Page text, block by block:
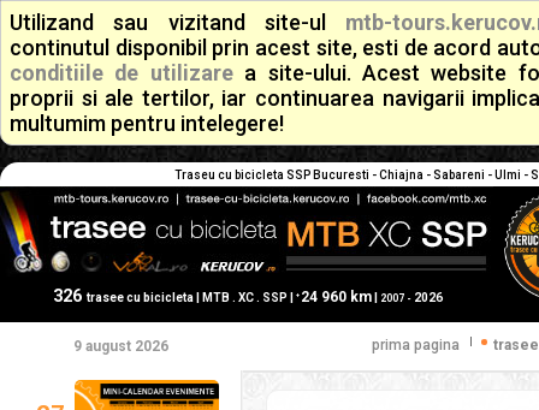
Utilizand sau vizitand site-ul mtb-
continutul disponibil prin acest site, esti de acord
conditiile de utilizarea site-ului. Acest website
proprii si ale tertilor, iar continuarea navigarii
multumim pentru intelegere!
Traseu cu bicicleta SSP Bucuresti - Chiajna - Sabareni - Ulmi -
326 trasee cu bicicleta | MTB . XC . SSP | + 24 960 km| 2007 - 2026
9 august 2026 prima pagina